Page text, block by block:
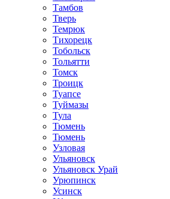
Тамбов
Тверь
Темрюк
Тихорецк
Тобольск
Тольятти
Томск
Троицк
Туапсе
Туймазы
Тула
Тюмень
Тюмень
Узловая
Ульяновск
Ульяновск Урай
Урюпинск
Усинск